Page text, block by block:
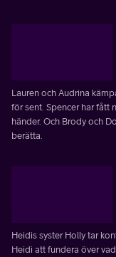
Lauren och Audrina
för sent. Spencer har fått
händer. Och Brody och
berätta.
Heidis syster Holly tar
Heidi att fundera över